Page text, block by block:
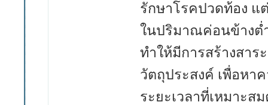
รักษาโรคปวดท้อง แ
ในปริมาณค่อนข้างต่
ทำให้มีการสร้างสา
วัตถุประสงค์ เพื่อหา
ระยะเวลาที่เหมาะ